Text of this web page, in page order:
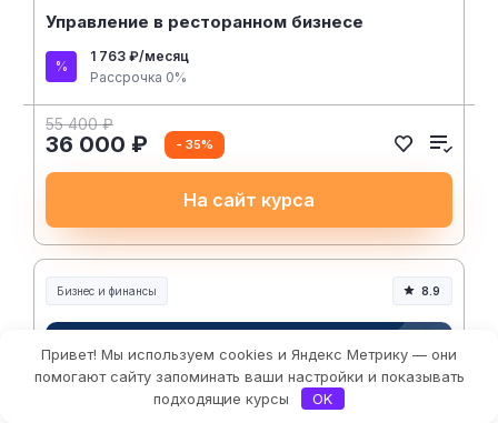
Управление в ресторанном бизнесе
1 763 ₽/месяц
Рассрочка 0%
55 400 ₽
36 000 ₽ - 35%
На сайт курса
Бизнес и финансы 8.9
Привет! Мы используем cookies и Яндекс Метрику — они
помогают сайту запоминать ваши настройки и показывать
подходящие курсы
OK
Фильтры